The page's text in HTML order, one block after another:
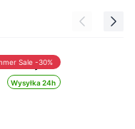
Wysyłka 24h
Sale -30%